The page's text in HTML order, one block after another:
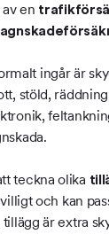
en
ingår är
stöld,
teckna olika
och kan
är extra